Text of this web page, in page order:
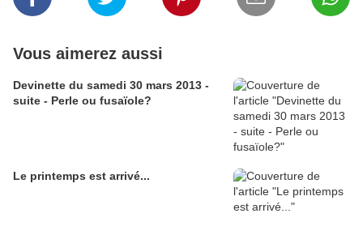
Vous aimerez aussi
Devinette du samedi 30 mars 2013 -
suite - Perle ou fusaïole?
Le printemps est arrivé...